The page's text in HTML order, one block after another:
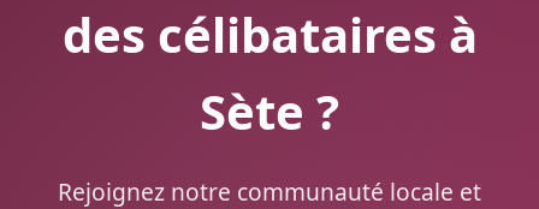
des célibataires à
Sète ?
Rejoignez notre communauté locale et